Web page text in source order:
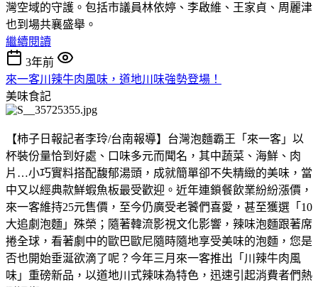
灣空域的守護。包括市議員林依婷、李啟維、王家貞、周麗津
也到場共襄盛舉。
繼續閱讀
3年前
來一客川辣牛肉風味，道地川味強勢登場！
美味食記
【柿子日報記者李玲/台南報導】台灣泡麵霸王「來一客」以
杯裝份量恰到好處、口味多元而聞名，其中蔬菜、海鮮、肉
片…小巧實料搭配馥郁湯頭，成就簡單卻不失精緻的美味，當
中又以經典款鮮蝦魚板最受歡迎。近年連鎖餐飲業紛紛漲價，
來一客維持25元售價，至今仍廣受老饕們喜愛，甚至獲選「10
大追劇泡麵」殊榮；隨著韓流影視文化影響，辣味泡麵跟著席
捲全球，看著劇中的歐巴歐尼隨時隨地享受美味的泡麵，您是
否也開始垂涎欲滴了呢？今年三月來一客推出「川辣牛肉風
味」重磅新品，以道地川式辣味為特色，迅速引起消費者們熱